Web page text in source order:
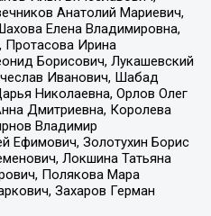
Анатолий Мариевич,
Елена Владимировна,
Протасова Ирина
Борисович, Лукашевский
Иванович, Шабад
Николаевна, Орлов Олег
Дмитриевна, Королева
Владимир
Ефимович, Золотухин Борис
Локшина Татьяна
Полякова Мара
Захаров Герман